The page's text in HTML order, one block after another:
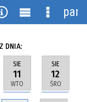
DNIA:
SIE
11
WTO
SIE
12
ŚRO
Menu
główne
Menu